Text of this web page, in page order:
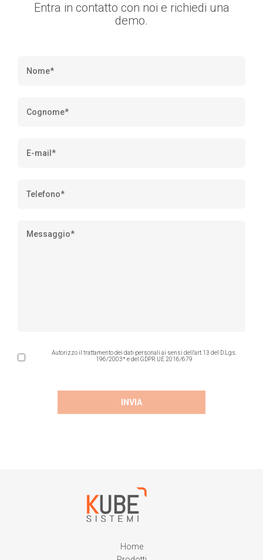
Entra in contatto con noi e richiedi una
demo.
Autorizzo il trattamento dei dati personali ai sensi dell'art.13 del D.Lgs.
196/2003* e del GDPR UE 2016/679
Home